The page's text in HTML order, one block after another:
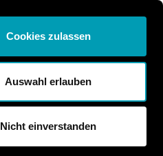
Cookies zulassen
Auswahl erlauben
Nicht einverstanden